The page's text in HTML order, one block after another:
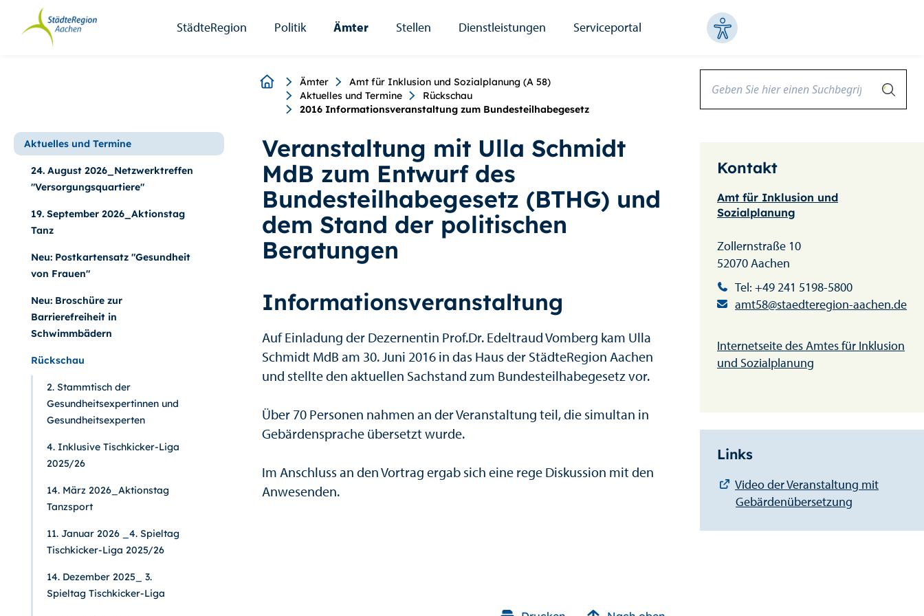
Seiteninhalt.
Hauptnavigation.
StädteRegion
StädteRegion Politik Ämter Stellen Dienstleistungen Serviceportal
Breadcrumb
Ämter
Amt für Inklusion und Sozialplanung (A 58)
Aktuelles und Termine
Rückschau
2016 Informationsveranstaltung zum Bundesteilhabegesetz
Aktuelles und Termine
24. August 2026_Netzwerktreffen
"Versorgungsquartiere"
19. September 2026_Aktionstag
Tanz
Neu: Postkartensatz "Gesundheit
von Frauen"
Neu: Broschüre zur
Barrierefreiheit in
Schwimmbädern
Rückschau
2. Stammtisch der
Gesundheitsexpertinnen und
Gesundheitsexperten
4. Inklusive Tischkicker-Liga
2025/26
14. März 2026_Aktionstag
Tanzsport
11. Januar 2026 _4. Spieltag
Tischkicker-Liga 2025/26
14. Dezember 2025_ 3.
Spieltag Tischkicker-Liga
Veranstaltung mit Ulla Schmidt
MdB zum Entwurf des
Bundesteilhabegesetz (BTHG) und
dem Stand der politischen
Beratungen
Informationsveranstaltung
Auf Einladung der Dezernentin Prof.Dr. Edeltraud Vomberg kam Ulla
Schmidt MdB am 30. Juni 2016 in das Haus der StädteRegion Aachen
und stellte den aktuellen Sachstand zum Bundesteilhabegesetz vor.
Über 70 Personen nahmen an der Veranstaltung teil, die simultan in
Gebärdensprache übersetzt wurde.
Im Anschluss an den Vortrag ergab sich eine rege Diskussion mit den
Anwesenden.
Kontakt
Amt für Inklusion und
Sozialplanung
Zollernstraße 10
52070 Aachen
Tel: +49 241 5198-5800
amt58@staedteregion-aachen.de
Internetseite des Amtes für Inklusion
und Sozialplanung
Links
Video der Veranstaltung mit
Gebärdenübersetzung